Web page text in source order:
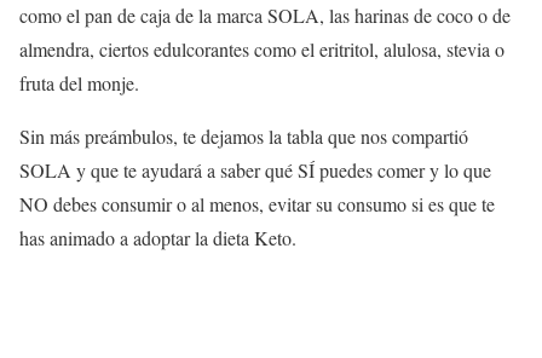
como el pan de caja de la marca SOLA, las harinas de coco o de
almendra, ciertos edulcorantes como el eritritol, alulosa, stevia o
fruta del monje.
Sin más preámbulos, te dejamos la tabla que nos compartió
SOLA y que te ayudará a saber qué SÍ puedes comer y lo que
NO debes consumir o al menos, evitar su consumo si es que te
has animado a adoptar la dieta Keto.